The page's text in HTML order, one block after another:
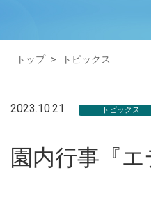
トップ > トピックス
2023.10.21 トピックス
園内行事『